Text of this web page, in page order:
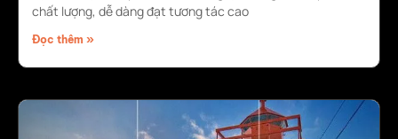
chất lượng, dễ dàng đạt tương tác cao
Đọc thêm »